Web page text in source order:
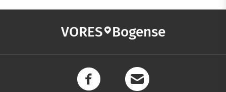
VORES Bogense